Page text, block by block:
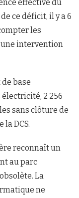
effective du
ce déficit, il y a 6
les
intervention
base
2 256
sans clôture de
la DCS.
reconnaît un
au parc
La
ne